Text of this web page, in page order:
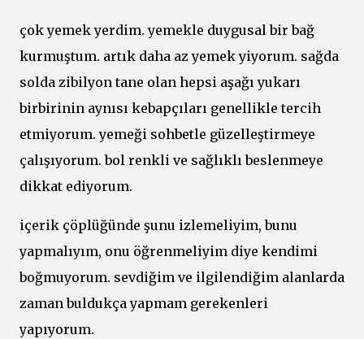
çok yemek yerdim. yemekle duygusal bir bağ
kurmuştum. artık daha az yemek yiyorum. sağda
solda zibilyon tane olan hepsi aşağı yukarı
birbirinin aynısı kebapçıları genellikle tercih
etmiyorum. yemeği sohbetle güzelleştirmeye
çalışıyorum. bol renkli ve sağlıklı beslenmeye
dikkat ediyorum.
içerik çöplüğünde şunu izlemeliyim, bunu
yapmalıyım, onu öğrenmeliyim diye kendimi
boğmuyorum. sevdiğim ve ilgilendiğim alanlarda
zaman buldukça yapmam gerekenleri
yapıyorum.